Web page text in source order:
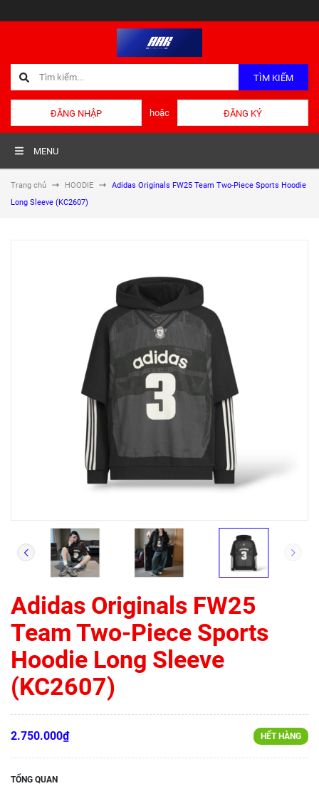
TÌM KIẾM
ĐĂNG NHẬP hoặc ĐĂNG KÝ
MENU
Trang chủ HOODIE
Adidas Originals FW25 Team Two-Piece Sports Hoodie
Long Sleeve (KC2607)
Adidas Originals FW25
Team Two-Piece Sports
Hoodie Long Sleeve
(KC2607)
2.750.000₫ HẾT HÀNG
TỔNG QUAN